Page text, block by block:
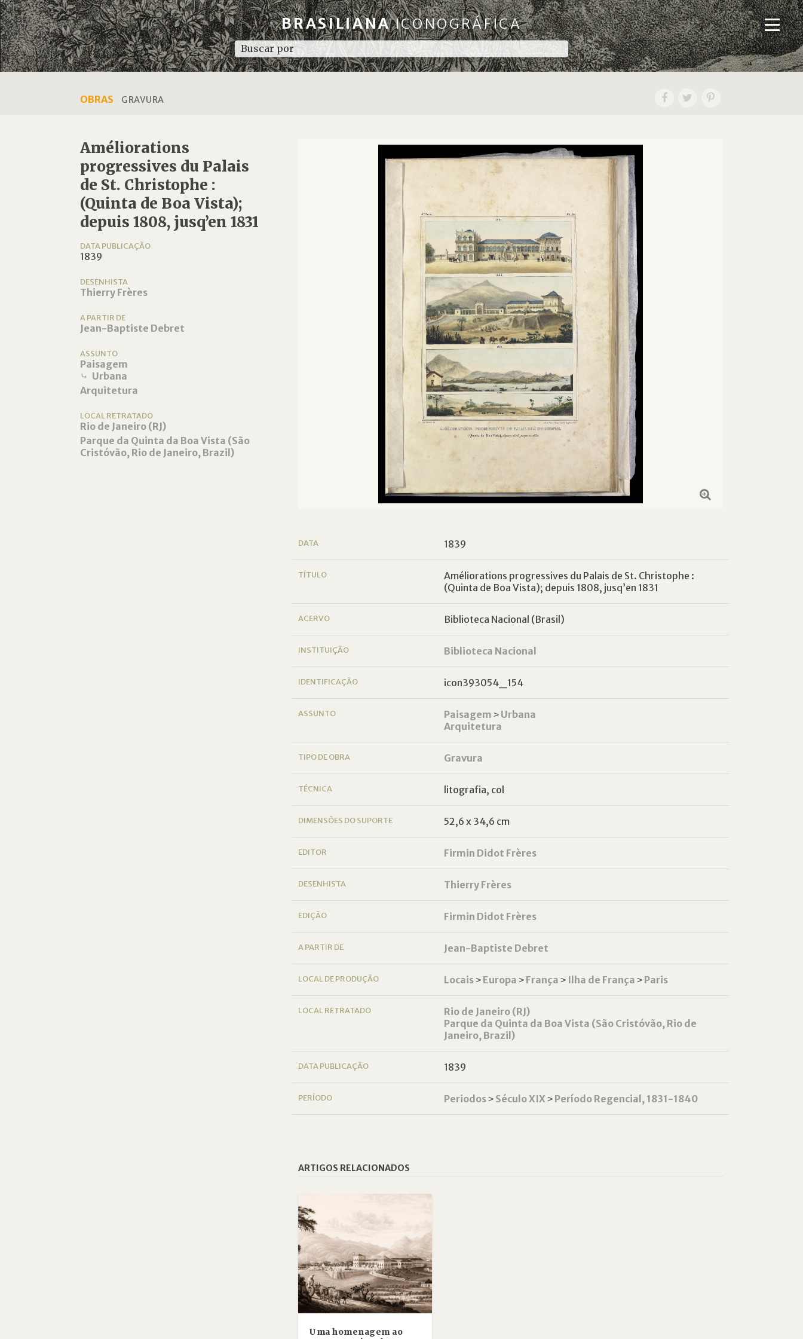
BRASILIANAICONOGRÁFICA
OBRAS GRAVURA
Améliorations
progressives du Palais
de St. Christophe :
(Quinta de Boa Vista);
depuis 1808, jusq’en 1831
DATA PUBLICAÇÃO
1839
DESENHISTA
Thierry Frères
A PARTIR DE
Jean-Baptiste Debret
ASSUNTO
Paisagem
⤷ Urbana
Arquitetura
LOCAL RETRATADO
Rio de Janeiro (RJ)
Parque da Quinta da Boa Vista (São
Cristóvão, Rio de Janeiro, Brazil)
DATA 1839
TÍTULO
Améliorations progressives du Palais de St. Christophe :
(Quinta de Boa Vista); depuis 1808, jusq’en 1831
ACERVO Biblioteca Nacional (Brasil)
INSTITUIÇÃO Biblioteca Nacional
IDENTIFICAÇÃO icon393054_154
ASSUNTO Paisagem ˃ Urbana
Arquitetura
TIPO DE OBRA Gravura
TÉCNICA litografia, col
DIMENSÕES DO SUPORTE 52,6 x 34,6 cm
EDITOR Firmin Didot Frères
DESENHISTA Thierry Frères
EDIÇÃO Firmin Didot Frères
A PARTIR DE Jean-Baptiste Debret
LOCAL DE PRODUÇÃO Locais˃ Europa ˃ França ˃ Ilha de França ˃ Paris
LOCAL RETRATADO
Rio de Janeiro (RJ)
Parque da Quinta da Boa Vista (São Cristóvão, Rio de
Janeiro, Brazil)
DATA PUBLICAÇÃO 1839
PERÍODO Periodos˃ Século XIX ˃ Período Regencial, 1831-1840
ARTIGOS RELACIONADOS
Uma homenagem ao